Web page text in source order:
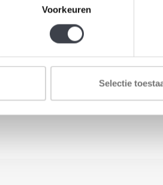
Voorkeuren
Selectie